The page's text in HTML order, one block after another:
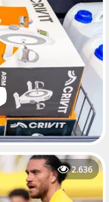
2.636